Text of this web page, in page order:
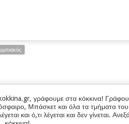
γράφουμε στα κόκκινα!
Μπάσκετ και όλα τα τμήματα του
και ό,τι λέγεται και δεν γίνεται.